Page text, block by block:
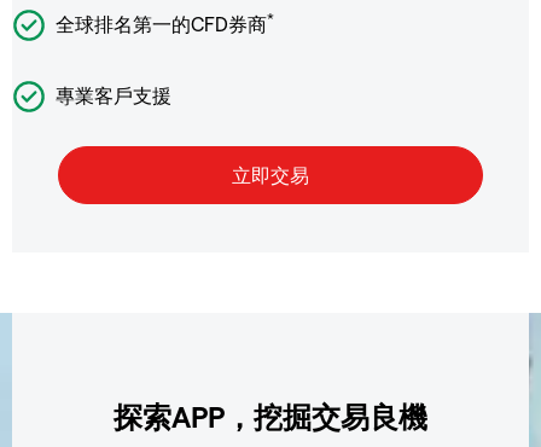
全球排名第一的CFD券商*
專業客戶支援
探索APP，挖掘交易良機